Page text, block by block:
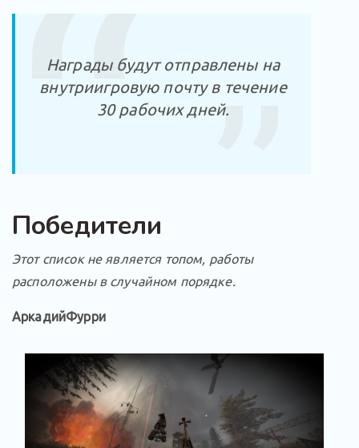
Награды будут отправлены на
внутриигровую почту в течение
30 рабочих дней.
Победители
Этот список не является топом, работы
расположены в случайном порядке.
АркадийФурри